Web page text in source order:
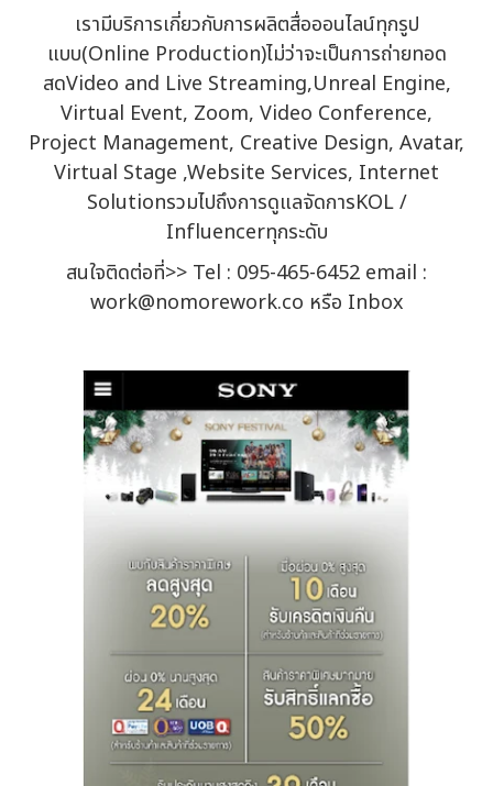
เรามีบริการเกี่ยวกับการผลิตสื่อออนไลน์ทุกรูป
แบบ(Online Production)ไม่ว่าจะเป็นการถ่ายทอด
สดVideo and Live Streaming,Unreal Engine,
Virtual Event, Zoom, Video Conference,
Project Management, Creative Design, Avatar,
Virtual Stage ,Website Services, Internet
SolutionรวมไปถึงการดูแลจัดการKOL /
Influencerทุกระดับ
สนใจติดต่อที่>> Tel : 095-465-6452 email :
work@nomorework.co หรือ Inbox